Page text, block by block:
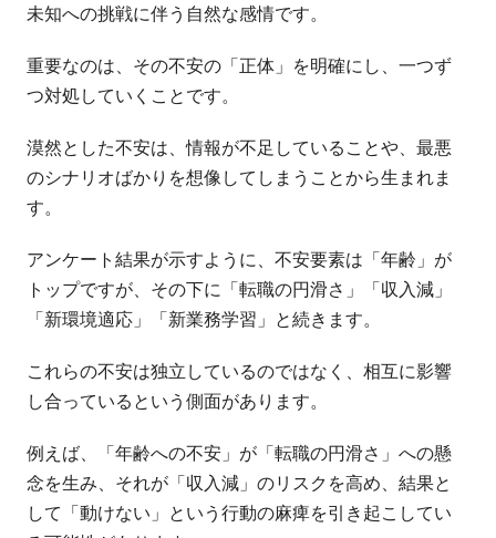
未知への挑戦に伴う自然な感情です。
重要なのは、その不安の「正体」を明確にし、一つず
つ対処していくことです。
漠然とした不安は、情報が不足していることや、最悪
のシナリオばかりを想像してしまうことから生まれま
す。
アンケート結果が示すように、不安要素は「年齢」が
トップですが、その下に「転職の円滑さ」「収入減」
「新環境適応」「新業務学習」と続きます。
これらの不安は独立しているのではなく、相互に影響
し合っているという側面があります。
例えば、「年齢への不安」が「転職の円滑さ」への懸
念を生み、それが「収入減」のリスクを高め、結果と
して「動けない」という行動の麻痺を引き起こしてい